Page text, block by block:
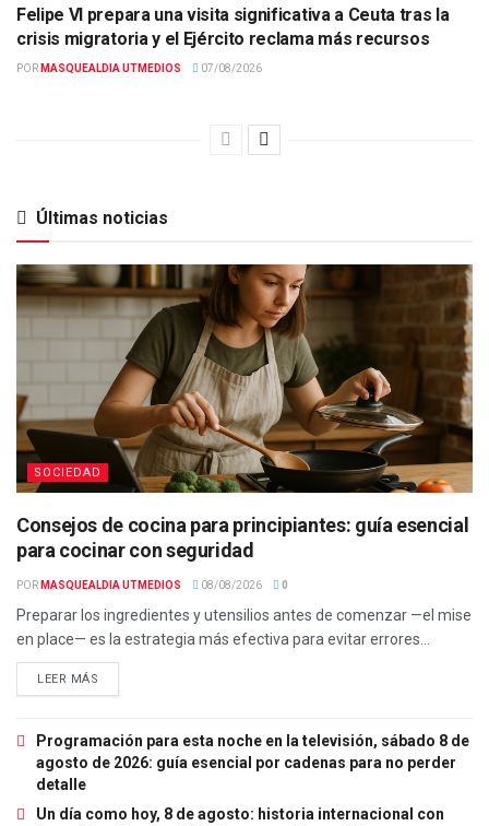
Felipe VI prepara una visita significativa a Ceuta tras la
crisis migratoria y el Ejército reclama más recursos
POR MASQUEALDIA UTMEDIOS 07/08/2026
Últimas noticias
SOCIEDAD
Consejos de cocina para principiantes: guía esencial
para cocinar con seguridad
POR MASQUEALDIA UTMEDIOS 08/08/2026 0
Preparar los ingredientes y utensilios antes de comenzar —el mise
en place— es la estrategia más efectiva para evitar errores...
LEER MÁS
Programación para esta noche en la televisión, sábado 8 de
agosto de 2026: guía esencial por cadenas para no perder
detalle
Un día como hoy, 8 de agosto: historia internacional con